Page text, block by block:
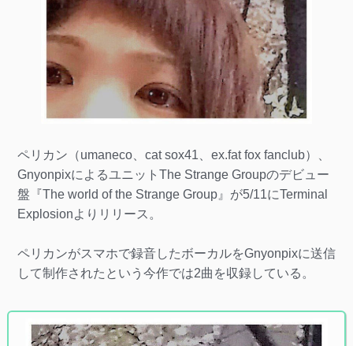
ペリカン（umaneco、cat sox41、ex.fat fox fanclub）、
GnyonpixによるユニットThe Strange Groupのデビュー
盤『The world of the Strange Group』が5/11にTerminal
Explosionよりリリース。
ペリカンがスマホで録音したボーカルをGnyonpixに送信
して制作されたという今作では2曲を収録している。